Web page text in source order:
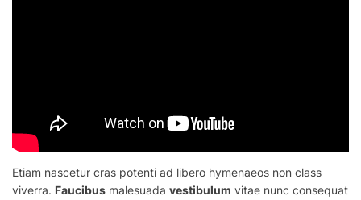
Etiam nascetur cras potenti ad libero hymenaeos non class
viverra. Faucibus malesuada vestibulum vitae nunc consequat